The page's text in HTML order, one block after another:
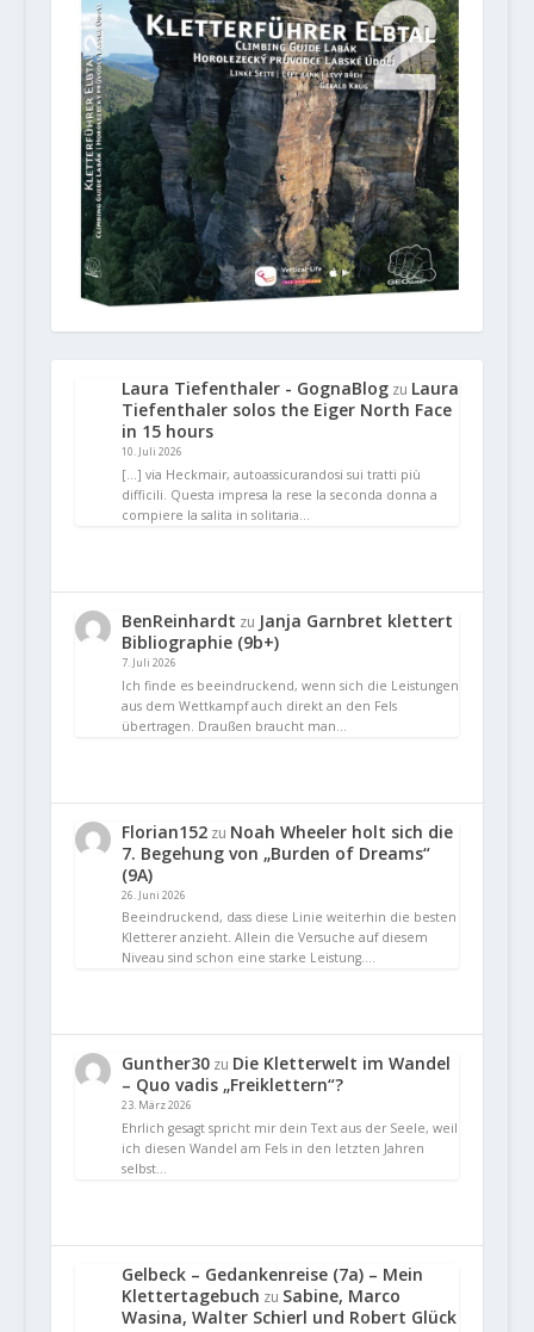
Laura Tiefenthaler - GognaBlogzu Laura
Tiefenthaler solos the Eiger North Face
in 15 hours
10. Juli 2026
[…] via Heckmair, autoassicurandosi sui tratti più
difficili. Questa impresa la rese la seconda donna a
compiere la salita in solitaria…
BenReinhardt zu Janja Garnbret klettert
Bibliographie (9b+)
7. Juli 2026
Ich finde es beeindruckend, wenn sich die Leistungen
aus dem Wettkampf auch direkt an den Fels
übertragen. Draußen braucht man…
Florian152zu Noah Wheeler holt sich die
7. Begehung von „Burden of Dreams“
(9A)
26. Juni 2026
Beeindruckend, dass diese Linie weiterhin die besten
Kletterer anzieht. Allein die Versuche auf diesem
Niveau sind schon eine starke Leistung.…
Gunther30zu Die Kletterwelt im Wandel
– Quo vadis „Freiklettern“?
23. März 2026
Ehrlich gesagt spricht mir dein Text aus der Seele, weil
ich diesen Wandel am Fels in den letzten Jahren
selbst…
Gelbeck – Gedankenreise (7a) – Mein
Klettertagebuch zu Sabine, Marco
Wasina, Walter Schierl und Robert Glück